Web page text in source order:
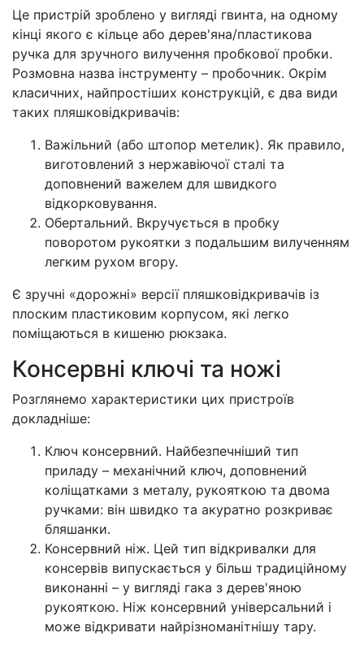
Це пристрій зроблено у вигляді гвинта, на одному
кінці якого є кільце або дерев'яна/пластикова
ручка для зручного вилучення пробкової пробки.
Розмовна назва інструменту – пробочник. Окрім
класичних, найпростіших конструкцій, є два види
таких пляшковідкривачів:
Важільний (або штопор метелик). Як правило,
виготовлений з нержавіючої сталі та
доповнений важелем для швидкого
відкорковування.
Обертальний. Вкручується в пробку
поворотом рукоятки з подальшим вилученням
легким рухом вгору.
Є зручні «дорожні» версії пляшковідкривачів із
плоским пластиковим корпусом, які легко
поміщаються в кишеню рюкзака.
Консервні ключі та ножі
Розглянемо характеристики цих пристроїв
докладніше:
Ключ консервний. Найбезпечніший тип
приладу – механічний ключ, доповнений
коліщатками з металу, рукояткою та двома
ручками: він швидко та акуратно розкриває
бляшанки.
Консервний ніж. Цей тип відкривалки для
консервів випускається у більш традиційному
виконанні – у вигляді гака з дерев'яною
рукояткою. Ніж консервний універсальний і
може відкривати найрізноманітнішу тару.